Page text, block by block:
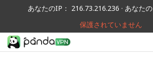
あなたのIP： 216.73.216.236 · あなた
保護されていません